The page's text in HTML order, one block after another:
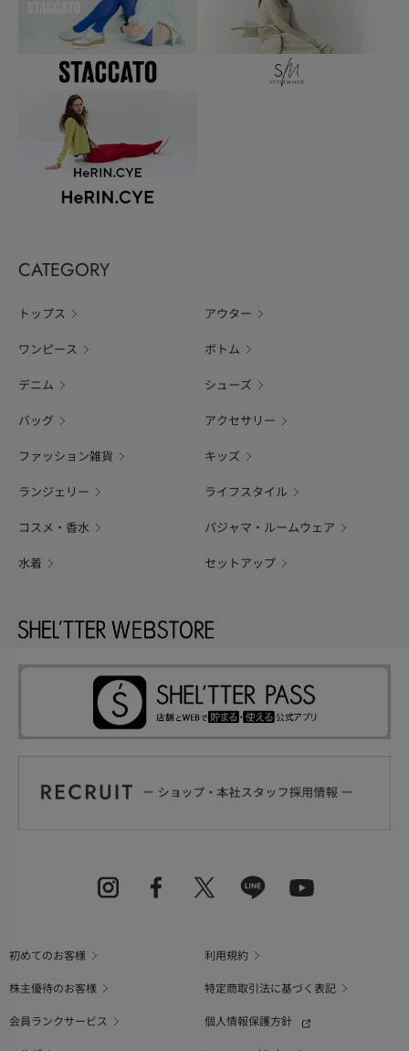
CATEGORY
トップス アウター
ワンピース ボトム
デニム シューズ
バッグ アクセサリー
ファッション雑貨 キッズ
ランジェリー ライフスタイル
コスメ・香水 パジャマ・ルームウェア
水着 セットアップ
初めてのお客様
利用規約
株主優待のお客様
特定商取引法に基づく表記
会員ランクサービス
個人情報保護方針